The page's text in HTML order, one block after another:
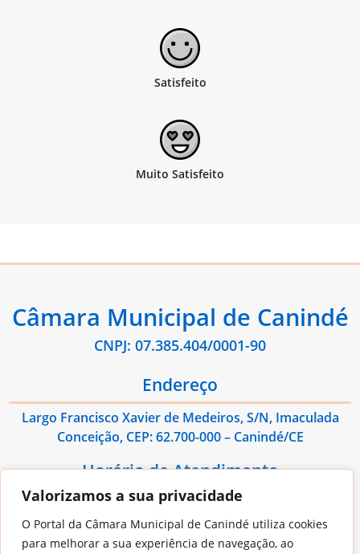
Valorizamos a sua privacidade
O Portal da Câmara Municipal de Canindé utiliza cookies
para melhorar a sua experiência de navegação, ao
Câmara Municipal de Canindé
CNPJ: 07.385.404/0001-90
Endereço
Largo Francisco Xavier de Medeiros, S/N, Imaculada
Conceição, CEP: 62.700-000 – Canindé/CE
Horário de Atendimento
De Segunda à Sexta das 08:00hs às 13:00hs
Contato